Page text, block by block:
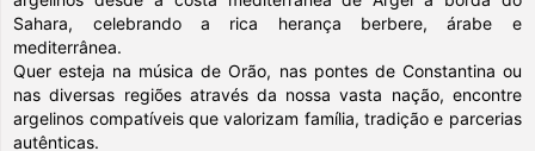
Sahara, celebrando a rica herança berbere, árabe e
mediterrânea.
Quer esteja na música de Orão, nas pontes de Constantina ou
nas diversas regiões através da nossa vasta nação, encontre
argelinos compatíveis que valorizam família, tradição e parcerias
autênticas.